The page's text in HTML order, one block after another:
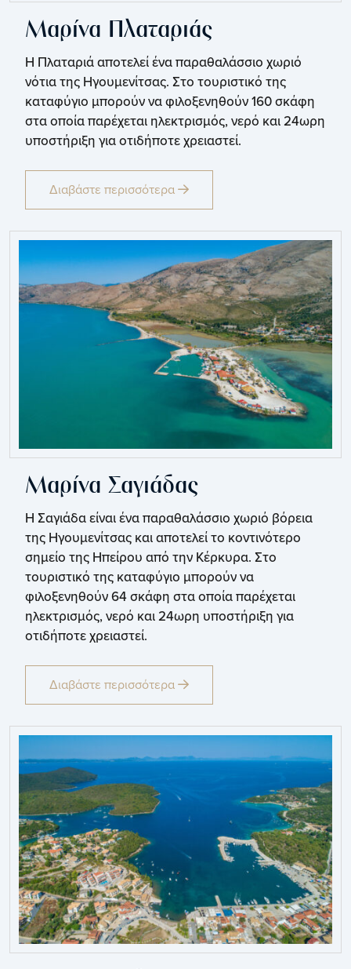
Μαρίνα Πλαταριάς
Η Πλαταριά αποτελεί ένα παραθαλάσσιο χωριό
νότια της Ηγουμενίτσας. Στο τουριστικό της
καταφύγιο μπορούν να φιλοξενηθούν 160 σκάφη
στα οποία παρέχεται ηλεκτρισμός, νερό και 24ωρη
υποστήριξη για οτιδήποτε χρειαστεί.
Διαβάστε περισσότερα
Μαρίνα Σαγιάδας
Η Σαγιάδα είναι ένα παραθαλάσσιο χωριό βόρεια
της Ηγουμενίτσας και αποτελεί το κοντινότερο
σημείο της Ηπείρου από την Κέρκυρα. Στο
τουριστικό της καταφύγιο μπορούν να
φιλοξενηθούν 64 σκάφη στα οποία παρέχεται
ηλεκτρισμός, νερό και 24ωρη υποστήριξη για
οτιδήποτε χρειαστεί.
Διαβάστε περισσότερα